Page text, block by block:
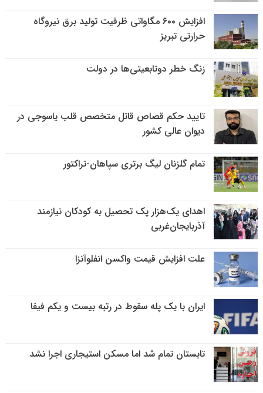
افزایش ۶۰۰ مگاواتی ظرفیت تولید برق نیروگاه
حرارتی تبریز
زنگ خطر دوتابعیتی‌ها در دولت
تایید حکم قصاص قاتل متخصص قلب یاسوجی در
دیوان عالی کشور
تمام گلزنان لیگ‌ برتری سپاهان-تراکتور
اهدای یک‌هزار پک تحصیل به کودکان نیازمند
آذربایجان‌غربی
علت افزایش قیمت واکسن انفلوآنزا
ایران با یک پله سقوط در رتبه بیست و یکم فیفا
تابستان تمام شد اما مسکن استیجاری اجرا نشد